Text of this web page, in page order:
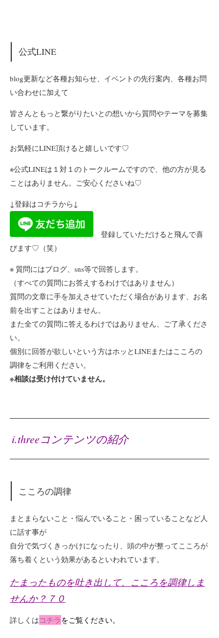
公式LINE
blog更新など各種お知らせ、イベントの先行案内、各種お問
い合わせに加えて
皆さんともっと繋がりたいとの想いから質問やテーマを募集
しています。
お気軽にLINE頂けると嬉しいです♡
※公式LINEは１対１のトークルームですので、他の方が見る
ことはありません。ご安心くださいね♡
↓登録はコチラから↓
登録していただけると飛んで喜
びます♡（笑）
※ 質問にはブログ、sns等で回答します。
（すべての質問にお答えするわけではありません）
質問の文章に手を加えさせていただく場合があります、お名
前を出すことはありません。
また全ての質問に答えるわけではありません、ご了承くださ
い。
個別に回答が欲しいという方はホッとLINEまたはこころの
調律をご利用ください。
※相談は受け付けていません。
i.threeコンテンツの紹介
こころの調律
まとまらないこと・悩んでいること・困っていることなど人
に話す事が
自分で気づくきっかけになったり、頭の中が整ってこころが
落ち着くという効果があるといわれています。
たまったものを吐き出して、こころを調律しま
せんか？７０
詳しくはコチラ をご覧ください。